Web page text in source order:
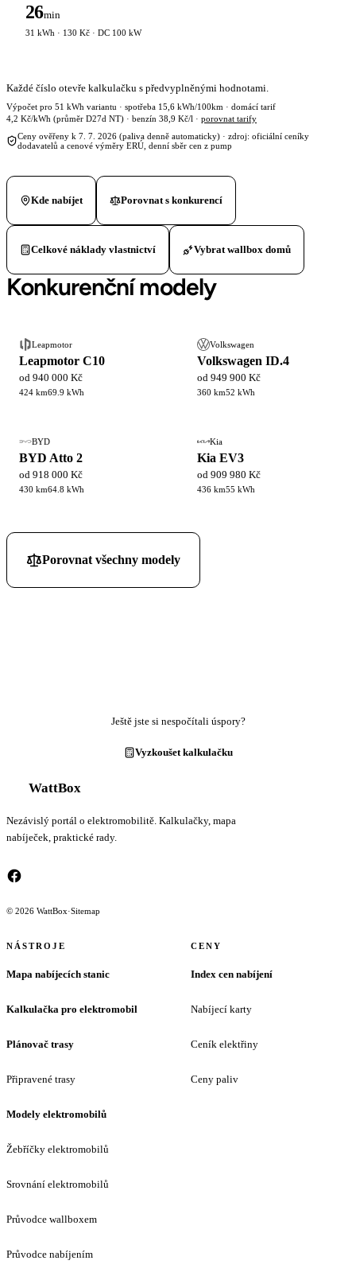
26min
31 kWh · 130 Kč · DC 100 kW
Každé číslo otevře kalkulačku s předvyplněnými hodnotami.
Výpočet pro 51 kWh variantu · spotřeba 15,6 kWh/100km · domácí tarif
4,2 Kč/kWh (průměr D27d NT) · benzín 38,9 Kč/l · porovnat tarify
Ceny ověřeny k 7. 7. 2026 (paliva denně automaticky) · zdroj: oficiální ceníky
dodavatelů a cenové výměry ERÚ, denní sběr cen z pump
Kde nabíjet Porovnat s konkurencí
Celkové náklady vlastnictví Vybrat wallbox domů
Konkurenční modely
Leapmotor
Leapmotor C10
od 940 000 Kč
424 km69.9 kWh
Volkswagen
Volkswagen ID.4
od 949 900 Kč
360 km52 kWh
BYD
BYD Atto 2
od 918 000 Kč
430 km64.8 kWh
Kia
Kia EV3
od 909 980 Kč
436 km55 kWh
Porovnat všechny modely
Ještě jste si nespočítali úspory?
Vyzkoušet kalkulačku
WattBox
Nezávislý portál o elektromobilitě. Kalkulačky, mapa
nabíječek, praktické rady.
© 2026 WattBox·Sitemap
NÁSTROJE
Mapa nabíjecích stanic
Kalkulačka pro elektromobil
Plánovač trasy
Připravené trasy
Modely elektromobilů
Žebříčky elektromobilů
Srovnání elektromobilů
Průvodce wallboxem
Průvodce nabíjením
CENY
Index cen nabíjení
Nabíjecí karty
Ceník elektřiny
Ceny paliv